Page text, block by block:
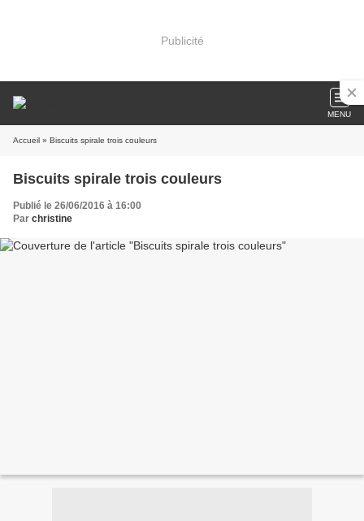
Publicité
MENU
Accueil » Biscuits spirale trois couleurs
Biscuits spirale trois couleurs
Publié le 26/06/2016 à 16:00
Par christine